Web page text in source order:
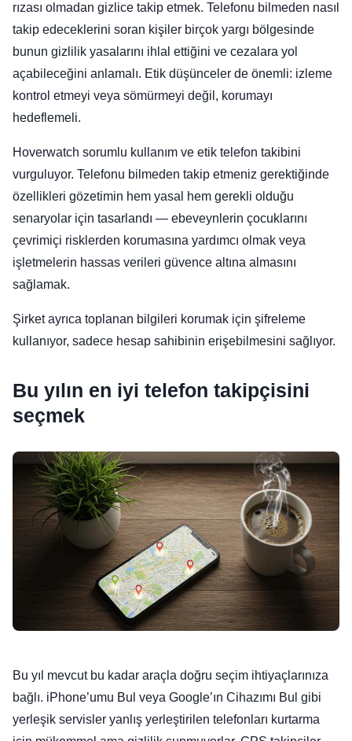
rızası olmadan gizlice takip etmek. Telefonu bilmeden nasıl
takip edeceklerini soran kişiler birçok yargı bölgesinde
bunun gizlilik yasalarını ihlal ettiğini ve cezalara yol
açabileceğini anlamalı. Etik düşünceler de önemli: izleme
kontrol etmeyi veya sömürmeyi değil, korumayı
hedeflemeli.
Hoverwatch sorumlu kullanım ve etik telefon takibini
vurguluyor. Telefonu bilmeden takip etmeniz gerektiğinde
özellikleri gözetimin hem yasal hem gerekli olduğu
senaryolar için tasarlandı — ebeveynlerin çocuklarını
çevrimiçi risklerden korumasına yardımcı olmak veya
işletmelerin hassas verileri güvence altına almasını
sağlamak.
Şirket ayrıca toplanan bilgileri korumak için şifreleme
kullanıyor, sadece hesap sahibinin erişebilmesini sağlıyor.
Bu yılın en iyi telefon takipçisini
seçmek
Bu yıl mevcut bu kadar araçla doğru seçim ihtiyaçlarınıza
bağlı. iPhone’umu Bul veya Google’ın Cihazımı Bul gibi
yerleşik servisler yanlış yerleştirilen telefonları kurtarma